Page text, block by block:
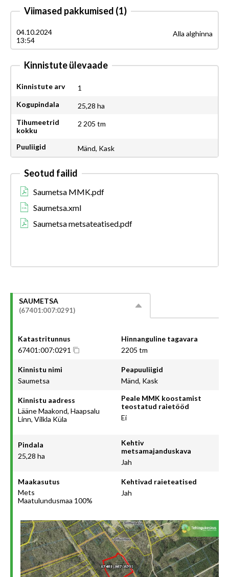
Viimased pakkumised (1)
04.10.2024
13:54
Alla alghinna
Kinnistute ülevaade
Kinnistute arv
1
Kogupindala
25,28 ha
Tihumeetrid
kokku
2 205 tm
Puuliigid Mänd, Kask
Seotud failid
Saumetsa MMK.pdf
Saumetsa.xml
Saumetsa metsateatised.pdf
SAUMETSA
(67401:007:0291)
Katastritunnus
67401:007:0291
Hinnanguline tagavara
2205 tm
Kinnistu nimi
Saumetsa
Peapuuliigid
Mänd, Kask
Kinnistu aadress
Lääne Maakond, Haapsalu
Linn, Vilkla Küla
Peale MMK koostamist
teostatud raietööd
Ei
Pindala
25,28 ha
Kehtiv
metsamajanduskava
Jah
Maakasutus
Mets
Maatulundusmaa 100%
Kehtivad raieteatised
Jah